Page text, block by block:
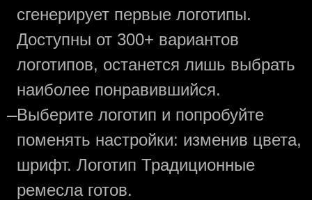
сгенерирует первые логотипы.
Доступны от 300+ вариантов
логотипов, останется лишь выбрать
наиболее понравившийся.
—Выберите логотип и попробуйте
поменять настройки: изменив цвета,
шрифт. Логотип Традиционные
ремесла готов.